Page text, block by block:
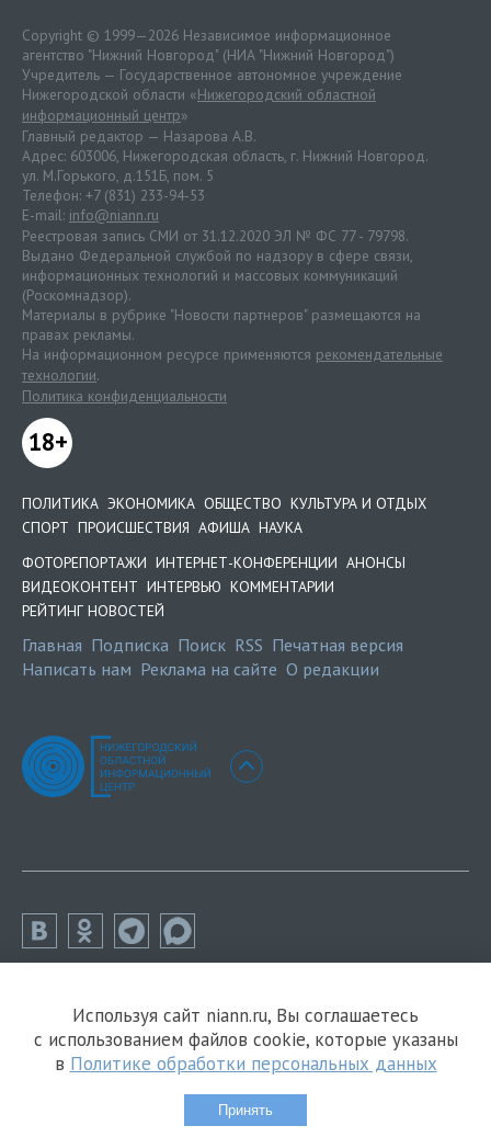
Copyright © 1999—2026 Независимое информационное
агентство "Нижний Новгород" (НИА "Нижний Новгород")
Учредитель — Государственное автономное учреждение
Нижегородской области «Нижегородский областной
информационный центр»
Главный редактор — Назарова А.В.
Адрес: 603006, Нижегородская область, г. Нижний Новгород.
ул. М.Горького, д.151Б, пом. 5
Телефон: +7 (831) 233-94-53
E-mail: info@niann.ru
Реестровая запись СМИ от 31.12.2020 ЭЛ № ФС 77 - 79798.
Выдано Федеральной службой по надзору в сфере связи,
информационных технологий и массовых коммуникаций
(Роскомнадзор).
Материалы в рубрике "Новости партнеров" размещаются на
правах рекламы.
На информационном ресурсе применяются рекомендательные
технологии.
Политика конфиденциальности
18+
ПОЛИТИКА ЭКОНОМИКА ОБЩЕСТВО КУЛЬТУРА И ОТДЫХ
СПОРТ ПРОИСШЕСТВИЯ АФИША НАУКА
ФОТОРЕПОРТАЖИ ИНТЕРНЕТ-КОНФЕРЕНЦИИ АНОНСЫ
ВИДЕОКОНТЕНТ ИНТЕРВЬЮ КОММЕНТАРИИ
РЕЙТИНГ НОВОСТЕЙ
Главная Подписка Поиск RSS Печатная версия
Написать нам Реклама на сайте О редакции
Используя сайт niann.ru, Вы соглашаетесь
с использованием файлов cookie, которые указаны
в Политике обработки персональных данных
Принять